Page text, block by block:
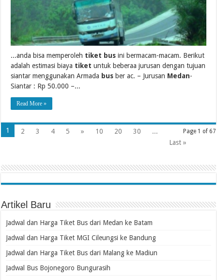
...anda bisa memperoleh tiket bus ini bermacam-macam. Berikut
adalah estimasi biaya tiket untuk beberaa jurusan dengan tujuan
siantar menggunakan Armada bus ber ac. – Jurusan Medan-
Siantar : Rp 50.000 –...
Read More »
Page 1 of 67
1 2 3 4 5 » 10 20 30
...
Last »
Artikel Baru
Jadwal dan Harga Tiket Bus dari Medan ke Batam
Jadwal dan Harga Tiket MGI Cileungsi ke Bandung
Jadwal dan Harga Tiket Bus dari Malang ke Madiun
Jadwal Bus Bojonegoro Bungurasih